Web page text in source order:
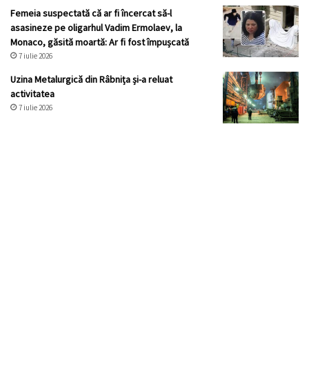
Femeia suspectată că ar fi încercat să-l
asasineze pe oligarhul Vadim Ermolaev, la
Monaco, găsită moartă: Ar fi fost împușcată
7 iulie 2026
Uzina Metalurgică din Râbnița și-a reluat
activitatea
7 iulie 2026